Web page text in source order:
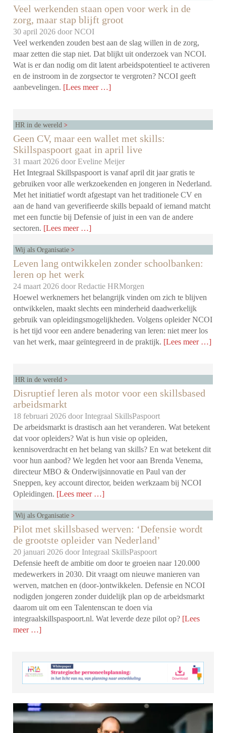
Veel werkenden staan open voor werk in de
zorg, maar stap blijft groot
30 april 2026 doorNCOI
Veel werkenden zouden best aan de slag willen in de zorg,
maar zetten die stap niet. Dat blijkt uit onderzoek van NCOI.
Wat is er dan nodig om dit latent arbeidspotentieel te activeren
en de instroom in de zorgsector te vergroten? NCOI geeft
aanbevelingen. [Lees meer …]
HR in de wereld
Geen CV, maar een wallet met skills:
Skillspaspoort gaat in april live
31 maart 2026 doorEveline Meijer
Het Integraal Skillspaspoort is vanaf april dit jaar gratis te
gebruiken voor alle werkzoekenden en jongeren in Nederland.
Met het initiatief wordt afgestapt van het traditionele CV en
aan de hand van geverifieerde skills bepaald of iemand matcht
met een functie bij Defensie of juist in een van de andere
sectoren. [Lees meer …]
Wij als Organisatie
Leven lang ontwikkelen zonder schoolbanken:
leren op het werk
24 maart 2026 doorRedactie HRMorgen
Hoewel werknemers het belangrijk vinden om zich te blijven
ontwikkelen, maakt slechts een minderheid daadwerkelijk
gebruik van opleidingsmogelijkheden. Volgens opleider NCOI
is het tijd voor een andere benadering van leren: niet meer los
van het werk, maar geïntegreerd in de praktijk. [Lees meer …]
HR in de wereld
Disruptief leren als motor voor een skillsbased
arbeidsmarkt
18 februari 2026 door Integraal SkillsPaspoort
De arbeidsmarkt is drastisch aan het veranderen. Wat betekent
dat voor opleiders? Wat is hun visie op opleiden,
kennisoverdracht en het belang van skills? En wat betekent dit
voor hun aanbod? We legden het voor aan Brenda Venema,
directeur MBO & Onderwijsinnovatie en Paul van der
Sneppen, key account director, beiden werkzaam bij NCOI
Opleidingen. [Lees meer …]
Wij als Organisatie
Pilot met skillsbased werven: ‘Defensie wordt
de grootste opleider van Nederland’
20 januari 2026 door Integraal SkillsPaspoort
Defensie heeft de ambitie om door te groeien naar 120.000
medewerkers in 2030. Dit vraagt om nieuwe manieren van
werven, matchen en (door-)ontwikkelen. Defensie en NCOI
nodigden jongeren zonder duidelijk plan op de arbeidsmarkt
daarom uit om een Talentenscan te doen via
integraalskillspaspoort.nl. Wat leverde deze pilot op? [Lees
meer …]